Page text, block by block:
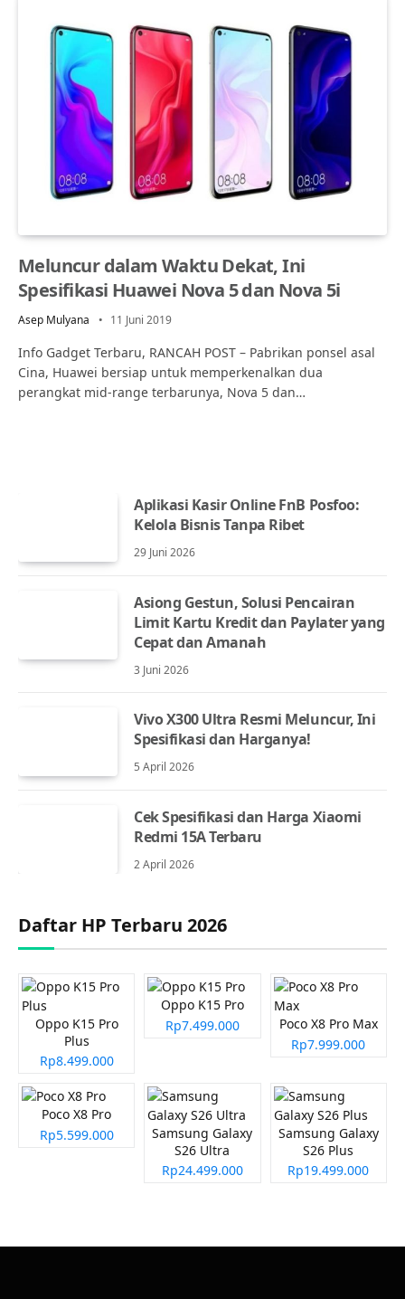
Meluncur dalam Waktu Dekat, Ini
Spesifikasi Huawei Nova 5 dan Nova 5i
Asep Mulyana 11 Juni 2019
Info Gadget Terbaru, RANCAH POST – Pabrikan ponsel asal
Cina, Huawei bersiap untuk memperkenalkan dua
perangkat mid-range terbarunya, Nova 5 dan…
Aplikasi Kasir Online FnB Posfoo:
Kelola Bisnis Tanpa Ribet
29 Juni 2026
Asiong Gestun, Solusi Pencairan
Limit Kartu Kredit dan Paylater yang
Cepat dan Amanah
3 Juni 2026
Vivo X300 Ultra Resmi Meluncur, Ini
Spesifikasi dan Harganya!
5 April 2026
Cek Spesifikasi dan Harga Xiaomi
Redmi 15A Terbaru
2 April 2026
Daftar HP Terbaru 2026
Oppo K15 Pro
Plus
Rp8.499.000
Oppo K15 Pro
Rp7.499.000
Poco X8 Pro Max
Rp7.999.000
Poco X8 Pro
Rp5.599.000
Samsung Galaxy
S26 Ultra
Rp24.499.000
Samsung Galaxy
S26 Plus
Rp19.499.000